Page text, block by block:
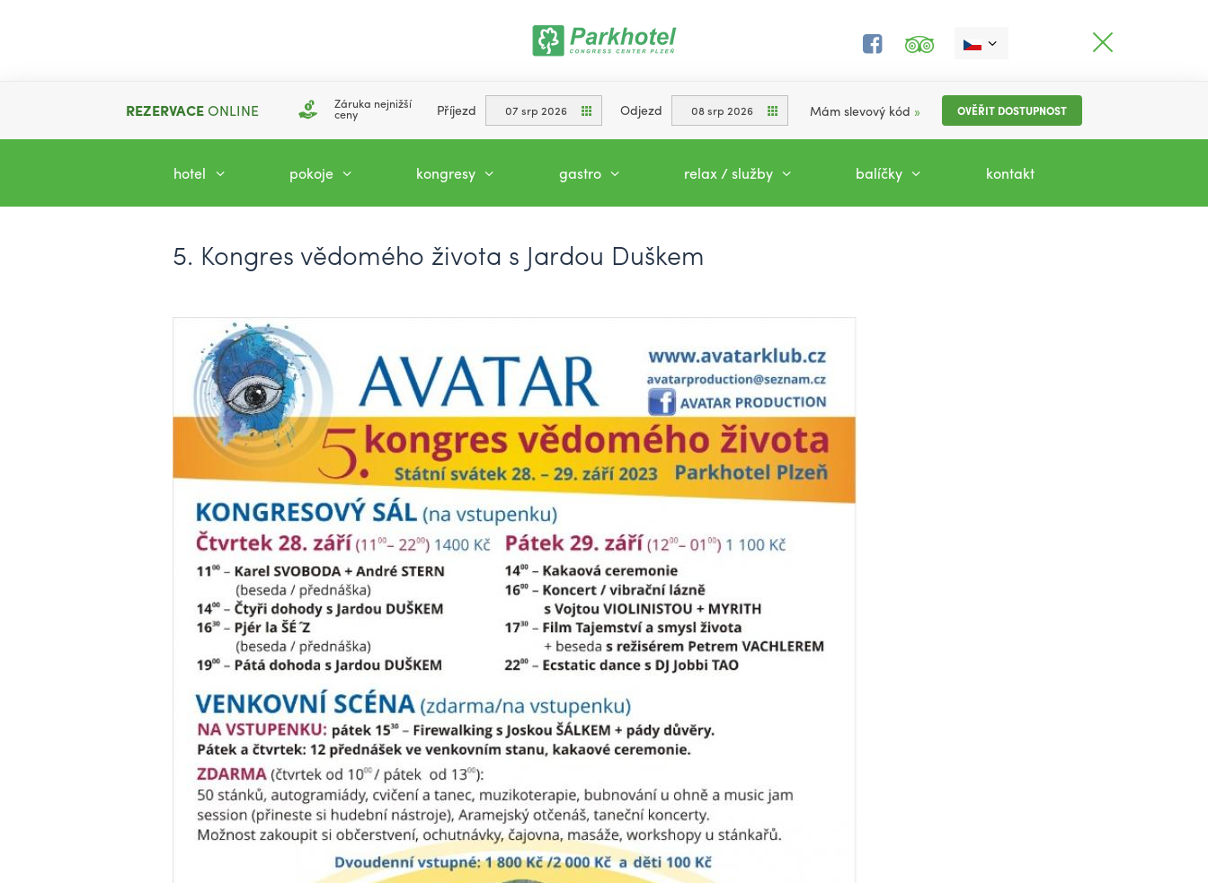
REZERVACEONLINE Záruka nejnižší
ceny Příjezd 07 srp 2026 Odjezd 08 srp 2026 Mám slevový kód » OVĚŘIT DOSTUPNOST
hotel pokoje kongresy gastro relax / služby balíčky kontakt
5. Kongres vědomého života s Jardou Duškem